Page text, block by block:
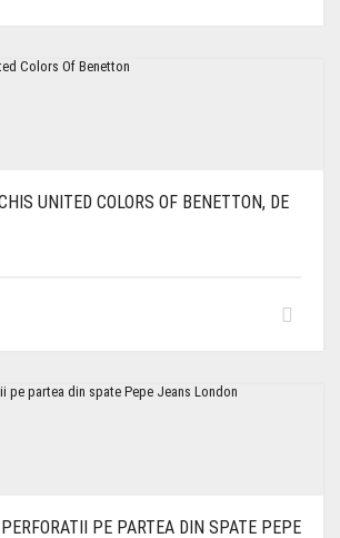
UNITED COLORS OF BENETTON, DE
PE PARTEA DIN SPATE PEPE